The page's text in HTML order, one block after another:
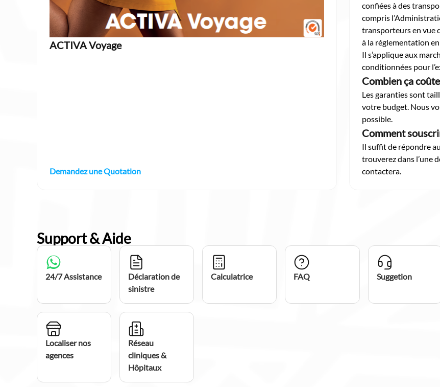
ACTIVA Voyage
Demandez une Quotation
confiées à des
compris
transporteurs en vue
à la réglementation
Il s’applique aux
conditionnées pour
Combien ça
Les garanties sont
votre budget. Nous
possible.
Comment
Il suffit de répondre
trouverez dans l’une
contactera.
Support & Aide
24/7 Assistance
Déclaration de
sinistre
Calculatrice FAQ Suggetion
Localiser nos
agences
Réseau
cliniques &
Hôpitaux